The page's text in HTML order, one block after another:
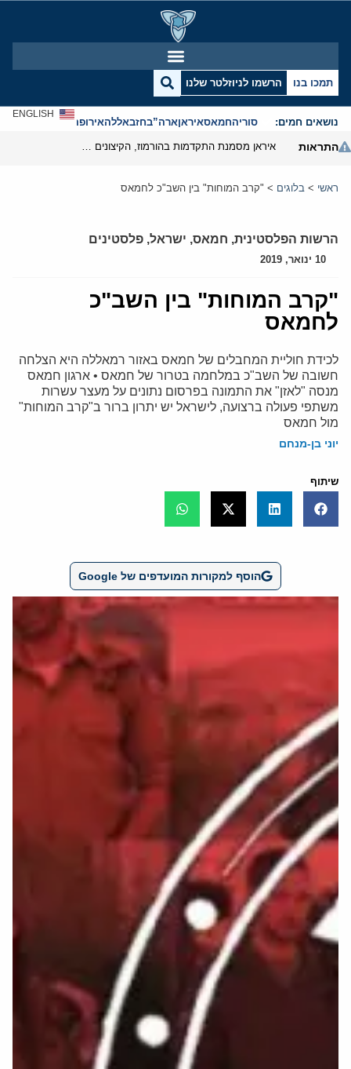
תמכו בנו הרשמו לניוזלטר שלנו
נושאים חמים: סוריהחמאסאיראןארה”בחזבאללהאירופהאנטישמיות
ENGLISH
התראות
ראשי > בלוגים > "קרב המוחות" בין השב"כ לחמאס
הרשות הפלסטינית, חמאס, ישראל, פלסטינים
10 ינואר, 2019
"קרב המוחות" בין השב"כ
לחמאס
לכידת חוליית המחבלים של חמאס באזור רמאללה היא הצלחה
חשובה של השב"כ במלחמה בטרור של חמאס • ארגון חמאס
מנסה "לאזן" את התמונה בפרסום נתונים על מעצר עשרות
משתפי פעולה ברצועה, לישראל יש יתרון ברור ב"קרב המוחות"
מול חמאס
יוני בן-מנחם
שיתוף
הוסף למקורות המועדפים של Google